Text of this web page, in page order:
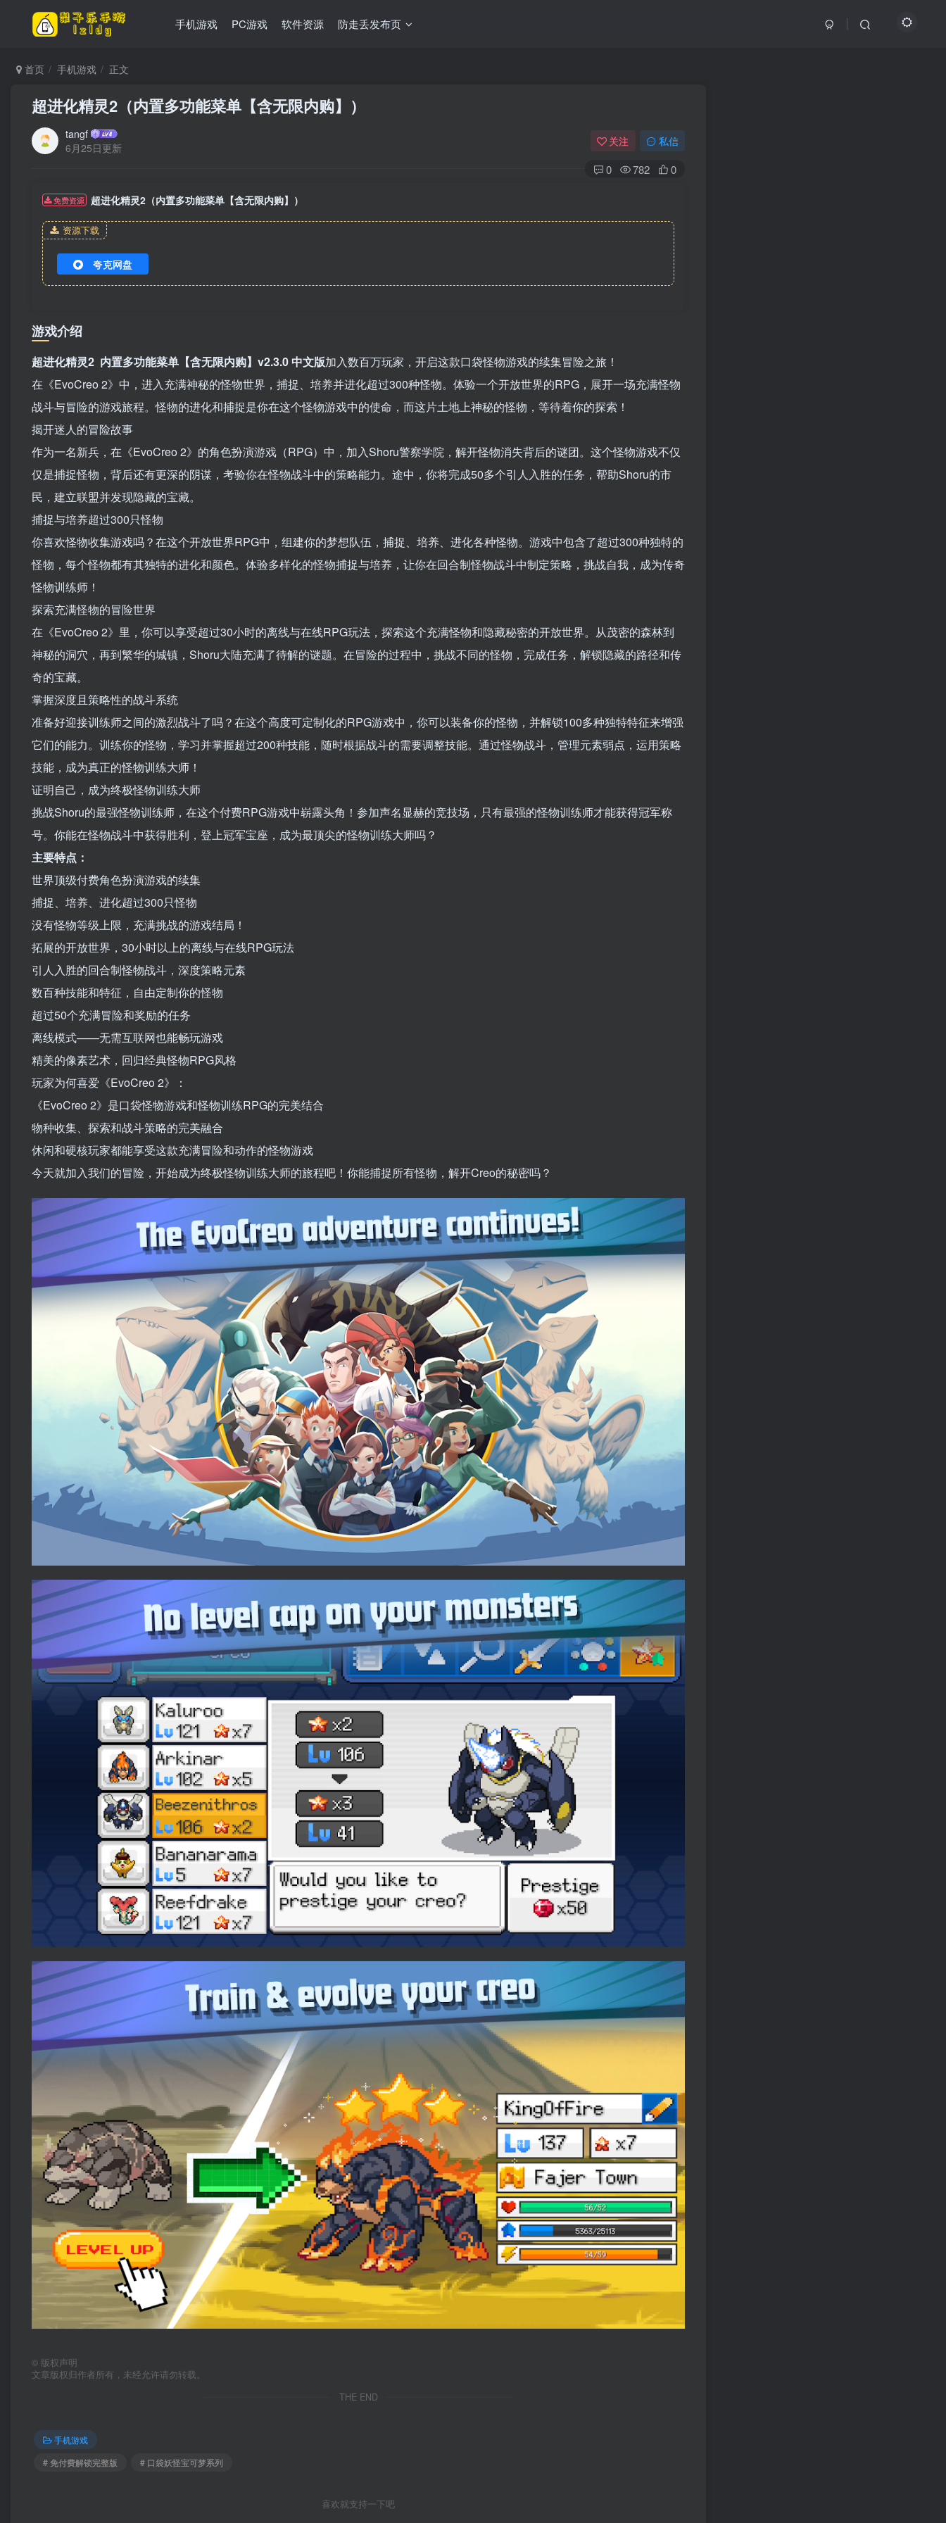
手机游戏 PC游戏 软件资源 防走丢发布页
首页 手机游戏 正文
超进化精灵2（内置多功能菜单【含无限内购】）
tangf
6月25日更新
关注 私信
0 782 0
免费资源 超进化精灵2（内置多功能菜单【含无限内购】）
资源下载
夸克网盘
游戏介绍
超进化精灵2 内置多功能菜单【含无限内购】v2.3.0 中文版加入数百万玩家，开启这款口袋怪物游戏的续集冒险之旅！
在《EvoCreo 2》中，进入充满神秘的怪物世界，捕捉、培养并进化超过300种怪物。体验一个开放世界的RPG，展开一场充满怪物
战斗与冒险的游戏旅程。怪物的进化和捕捉是你在这个怪物游戏中的使命，而这片土地上神秘的怪物，等待着你的探索！
揭开迷人的冒险故事
作为一名新兵，在《EvoCreo 2》的角色扮演游戏（RPG）中，加入Shoru警察学院，解开怪物消失背后的谜团。这个怪物游戏不仅
仅是捕捉怪物，背后还有更深的阴谋，考验你在怪物战斗中的策略能力。途中，你将完成50多个引人入胜的任务，帮助Shoru的市
民，建立联盟并发现隐藏的宝藏。
捕捉与培养超过300只怪物
你喜欢怪物收集游戏吗？在这个开放世界RPG中，组建你的梦想队伍，捕捉、培养、进化各种怪物。游戏中包含了超过300种独特的
怪物，每个怪物都有其独特的进化和颜色。体验多样化的怪物捕捉与培养，让你在回合制怪物战斗中制定策略，挑战自我，成为传奇
怪物训练师！
探索充满怪物的冒险世界
在《EvoCreo 2》里，你可以享受超过30小时的离线与在线RPG玩法，探索这个充满怪物和隐藏秘密的开放世界。从茂密的森林到
神秘的洞穴，再到繁华的城镇，Shoru大陆充满了待解的谜题。在冒险的过程中，挑战不同的怪物，完成任务，解锁隐藏的路径和传
奇的宝藏。
掌握深度且策略性的战斗系统
准备好迎接训练师之间的激烈战斗了吗？在这个高度可定制化的RPG游戏中，你可以装备你的怪物，并解锁100多种独特特征来增强
它们的能力。训练你的怪物，学习并掌握超过200种技能，随时根据战斗的需要调整技能。通过怪物战斗，管理元素弱点，运用策略
技能，成为真正的怪物训练大师！
证明自己，成为终极怪物训练大师
挑战Shoru的最强怪物训练师，在这个付费RPG游戏中崭露头角！参加声名显赫的竞技场，只有最强的怪物训练师才能获得冠军称
号。你能在怪物战斗中获得胜利，登上冠军宝座，成为最顶尖的怪物训练大师吗？
主要特点：
世界顶级付费角色扮演游戏的续集
捕捉、培养、进化超过300只怪物
没有怪物等级上限，充满挑战的游戏结局！
拓展的开放世界，30小时以上的离线与在线RPG玩法
引人入胜的回合制怪物战斗，深度策略元素
数百种技能和特征，自由定制你的怪物
超过50个充满冒险和奖励的任务
离线模式——无需互联网也能畅玩游戏
精美的像素艺术，回归经典怪物RPG风格
玩家为何喜爱《EvoCreo 2》：
《EvoCreo 2》是口袋怪物游戏和怪物训练RPG的完美结合
物种收集、探索和战斗策略的完美融合
休闲和硬核玩家都能享受这款充满冒险和动作的怪物游戏
今天就加入我们的冒险，开始成为终极怪物训练大师的旅程吧！你能捕捉所有怪物，解开Creo的秘密吗？
© 版权声明
文章版权归作者所有，未经允许请勿转载。
THE END
手机游戏
# 免付费解锁完整版
# 口袋妖怪宝可梦系列
喜欢就支持一下吧